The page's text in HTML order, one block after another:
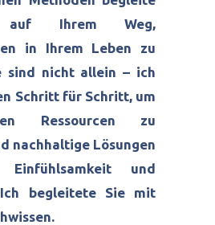
Ihrem Weg,
in Ihrem Leben zu
sind nicht allein – ich
Schritt für Schritt, um
Ressourcen zu
nachhaltige Lösungen
und
Ich begleitete Sie mit